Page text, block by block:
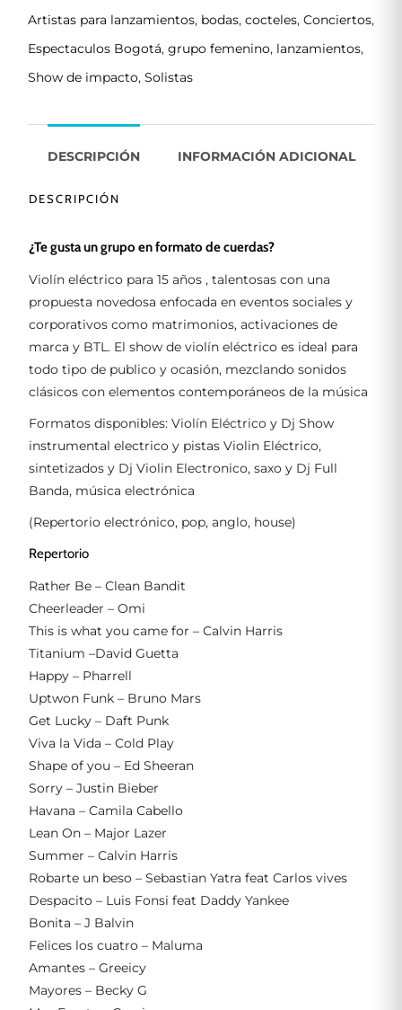
Artistas para lanzamientos, bodas, cocteles, Conciertos,
Espectaculos Bogotá, grupo femenino, lanzamientos,
Show de impacto, Solistas
DESCRIPCIÓN INFORMACIÓN ADICIONAL
DESCRIPCIÓN
¿Te gusta un grupo en formato de cuerdas?
Violín eléctrico para 15 años , talentosas con una
propuesta novedosa enfocada en eventos sociales y
corporativos como matrimonios, activaciones de
marca y BTL. El show de violín eléctrico es ideal para
todo tipo de publico y ocasión, mezclando sonidos
clásicos con elementos contemporáneos de la música
Formatos disponibles: Violín Eléctrico y Dj Show
instrumental electrico y pistas Violin Eléctrico,
sintetizados y Dj Violin Electronico, saxo y Dj Full
Banda, música electrónica
(Repertorio electrónico, pop, anglo, house)
Repertorio
Rather Be – Clean Bandit
Cheerleader – Omi
This is what you came for – Calvin Harris
Titanium –David Guetta
Happy – Pharrell
Uptwon Funk – Bruno Mars
Get Lucky – Daft Punk
Viva la Vida – Cold Play
Shape of you – Ed Sheeran
Sorry – Justin Bieber
Havana – Camila Cabello
Lean On – Major Lazer
Summer – Calvin Harris
Robarte un beso – Sebastian Yatra feat Carlos vives
Despacito – Luis Fonsi feat Daddy Yankee
Bonita – J Balvin
Felices los cuatro – Maluma
Amantes – Greeicy
Mayores – Becky G